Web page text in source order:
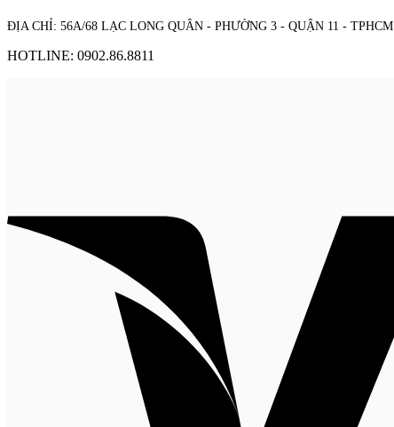
ĐỊA CHỈ: 56A/68 LẠC LONG QUÂN - PHƯỜNG 3 - QUẬN 11 - TPHCM
HOTLINE: 0902.86.8811